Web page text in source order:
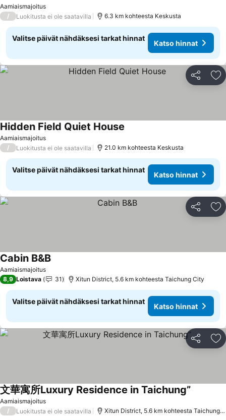
Aamiaismajoitus
/ Luokitusta ei ole saatavilla 6.3 km kohteesta Keskusta
Valitse päivät nähdäksesi tarkat hinnat
Katso hinnat
Jaa
Aamiaismajoitus
Hidden Field Quiet House
/ Luokitusta ei ole saatavilla 21.0 km kohteesta Keskusta
Valitse päivät nähdäksesi tarkat hinnat
Katso hinnat
Jaa
Aamiaismajoitus
Cabin B&BKatso hinnat
8,9 Loistava 31 Xitun District, 5.6 km kohteesta Taichung City
Valitse päivät nähdäksesi tarkat hinnat
Katso hinnat
Jaa
Aamiaismajoitus
文華寓所Luxury Residence in Taichung”
/ Luokitusta ei ole saatavilla Xitun District, 5.6 km kohteesta Taichung